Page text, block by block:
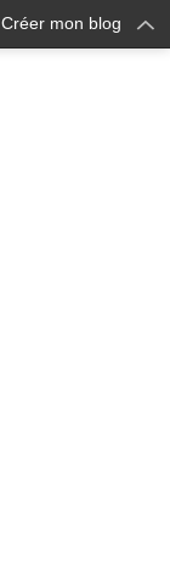
Créer mon blog